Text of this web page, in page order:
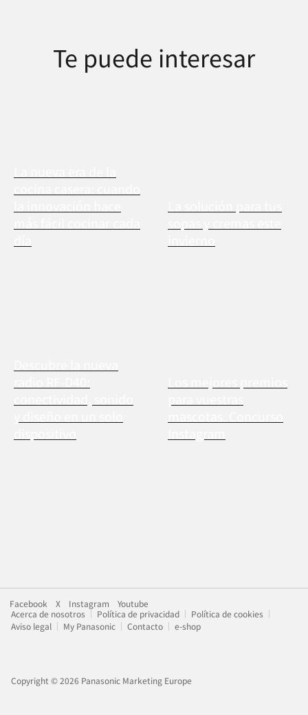
Te puede interesar
Facebook X Instagram
Youtube
Acerca de nosotros
Política de privacidad
Política de cookies
Aviso legal
My Panasonic Contacto e-shop
Copyright © 2026 Panasonic Marketing Europe